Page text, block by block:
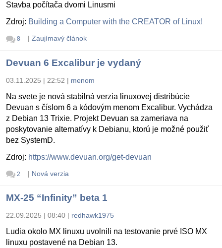
Stavba počítača dvomi Linusmi
Zdroj: Building a Computer with the CREATOR of Linux!
8 | Zaujímavý článok
Devuan 6 Excalibur je vydaný
03.11.2025 | 22:52 | menom
Na svete je nová stabilná verzia linuxovej distribúcie
Devuan s číslom 6 a kódovým menom Excalibur. Vychádza
z Debian 13 Trixie. Projekt Devuan sa zameriava na
poskytovanie alternatívy k Debianu, ktorú je možné použiť
bez SystemD.
Zdroj: https://www.devuan.org/get-devuan
2 | Nová verzia
MX-25 “Infinity” beta 1
22.09.2025 | 08:40 | redhawk1975
Ludia okolo MX linuxu uvolnili na testovanie prvé ISO MX
linuxu postavené na Debian 13.